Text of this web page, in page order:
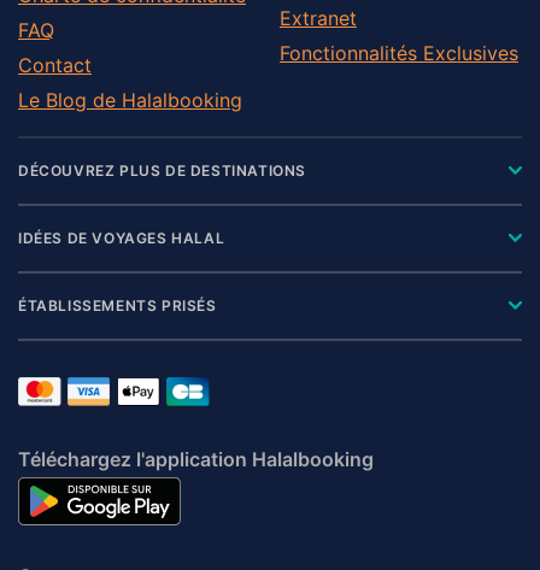
FAQ
Contact
Le Blog de Halalbooking
Extranet
Fonctionnalités Exclusives
DÉCOUVREZ PLUS DE DESTINATIONS
IDÉES DE VOYAGES HALAL
ÉTABLISSEMENTS PRISÉS
Téléchargez l'application Halalbooking